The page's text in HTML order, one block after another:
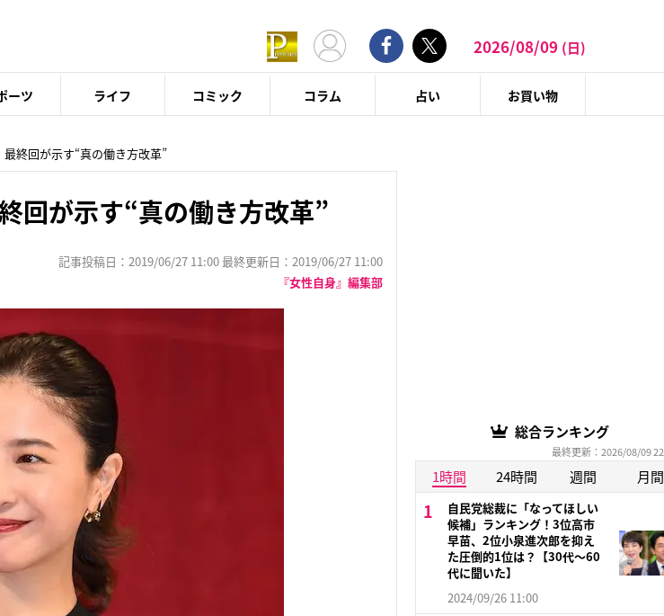
2026/08/09 (日)
ーツ ライフ コミック コラム 占い お買い物
終回が示す“真の働き方改革”
回が示す“真の働き方改革”
記事投稿日：2019/06/27 11:00 最終更新日：2019/06/27 11:00
『女性自身』編集部
総合ランキング
最終更新：2026/08/09
1時間 24時間 週間 月間
自民党総裁に「なってほしい
候補」ランキング！3位高市
早苗、2位小泉進次郎を抑え
た圧倒的1位は？【30代〜60
代に聞いた】
2024/09/26 11:00